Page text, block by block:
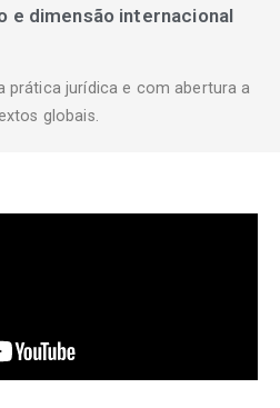
e dimensão internacional
prática jurídica e com abertura a
globais.